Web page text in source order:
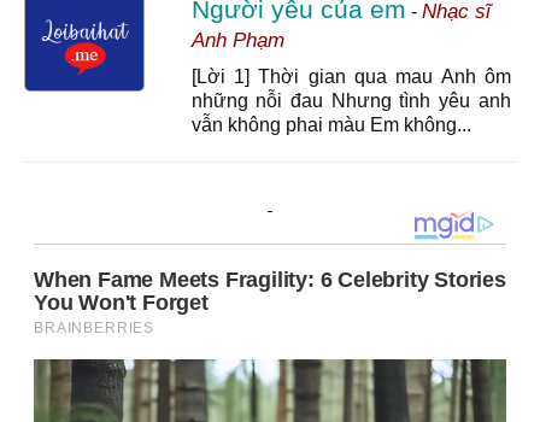
Người yêu của em - Nhạc sĩ
Anh Phạm
[Lời 1] Thời gian qua mau Anh ôm
những nỗi đau Nhưng tình yêu anh
vẫn không phai màu Em không...